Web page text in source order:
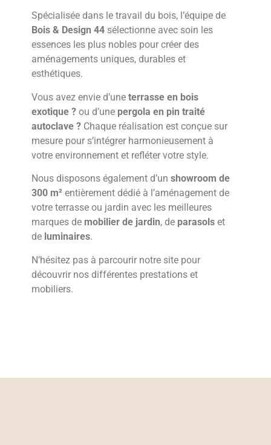
Spécialisée dans le travail du bois, l’équipe de
Bois & Design 44 sélectionne avec soin les
essences les plus nobles pour créer des
aménagements uniques, durables et
esthétiques.
Vous avez envie d’une terrasse en bois
exotique ? ou d’une pergola en pin traité
autoclave ? Chaque réalisation est conçue sur
mesure pour s’intégrer harmonieusement à
votre environnement et refléter votre style.
Nous disposons également d’un showroom de
300 m² entièrement dédié à l’aménagement de
votre terrasse ou jardin avec les meilleures
marques de mobilier de jardin, de parasols et
de luminaires.
N’hésitez pas à parcourir notre site pour
découvrir nos différentes prestations et
mobiliers.